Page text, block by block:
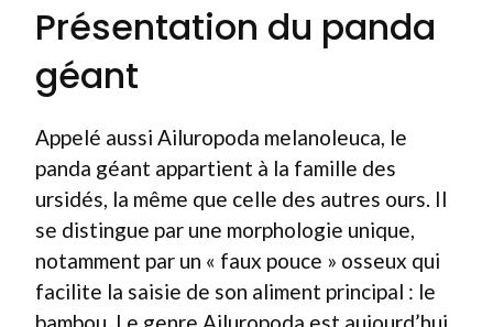
Présentation du panda
géant
Appelé aussi Ailuropoda melanoleuca, le
panda géant appartient à la famille des
ursidés, la même que celle des autres ours. Il
se distingue par une morphologie unique,
notamment par un « faux pouce » osseux qui
facilite la saisie de son aliment principal : le
bambou. Le genre Ailuropoda est aujourd’hui